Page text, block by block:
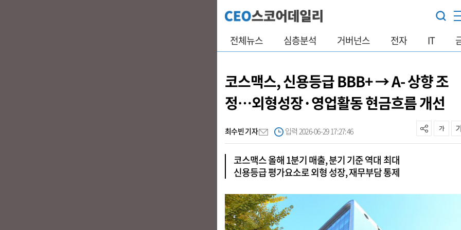
전체뉴스 심층분석 거버넌스 전자 IT
코스맥스, 신용등급 BBB+ → A- 상향 조
정…외형성장·영업활동 현금흐름 개선
최수빈 기자 입력 2026-06-29 17:27:46
코스맥스 올해 1분기 매출, 분기 기준 역대 최대
신용등급 평가요소로 외형 성장, 재무부담 통제